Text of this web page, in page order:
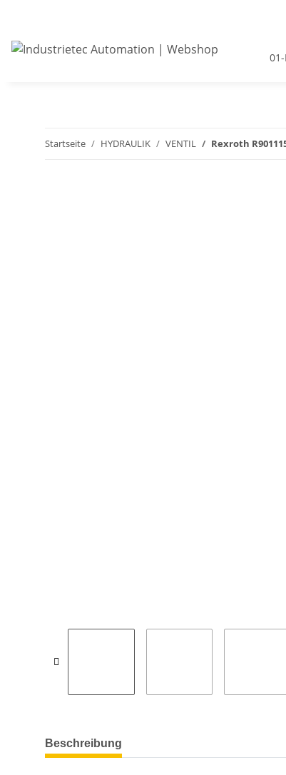
01-
Startseite HYDRAULIK VENTIL Rexroth
Beschreibung